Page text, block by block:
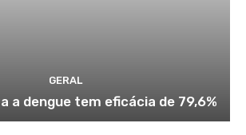
GERAL
a dengue tem eficácia de 79,6%